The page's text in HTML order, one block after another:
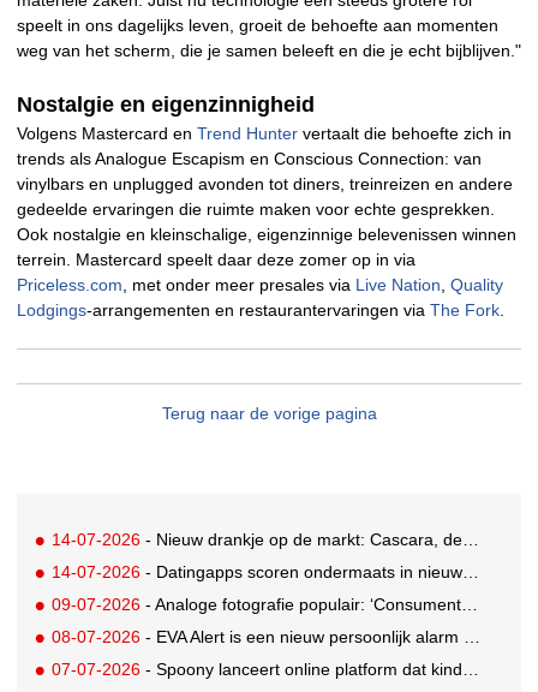
speelt in ons dagelijks leven, groeit de behoefte aan momenten
weg van het scherm, die je samen beleeft en die je echt bijblijven."
Nostalgie en eigenzinnigheid
Volgens Mastercard en Trend Hunter vertaalt die behoefte zich in
trends als Analogue Escapism en Conscious Connection: van
vinylbars en unplugged avonden tot diners, treinreizen en andere
gedeelde ervaringen die ruimte maken voor echte gesprekken.
Ook nostalgie en kleinschalige, eigenzinnige belevenissen winnen
terrein. Mastercard speelt daar deze zomer op in via
Priceless.com , met onder meer presales via Live Nation Quality
Lodgings-arrangementen en restaurantervaringen via The Fork
Terug naar de vorige pagina
14-07-2026 - Nieuw drankje op de markt: Cascara, de zelfbenoemde gezonde vervanging voor derde kop koffie
14-07-2026 - Datingapps scoren ondermaats in nieuw app-onderzoek, toch blijft gebruik groeien
09-07-2026 - Analoge fotografie populair: ‘Consumenten zoeken beleving, niet alleen perfectie’
08-07-2026 - EVA Alert is een nieuw persoonlijk alarm dat je aan je tas hangt
07-07-2026 - Spoony lanceert online platform dat kinderen tot 12 jaar helpt gezonde eetgewoonten te ontwikkelen